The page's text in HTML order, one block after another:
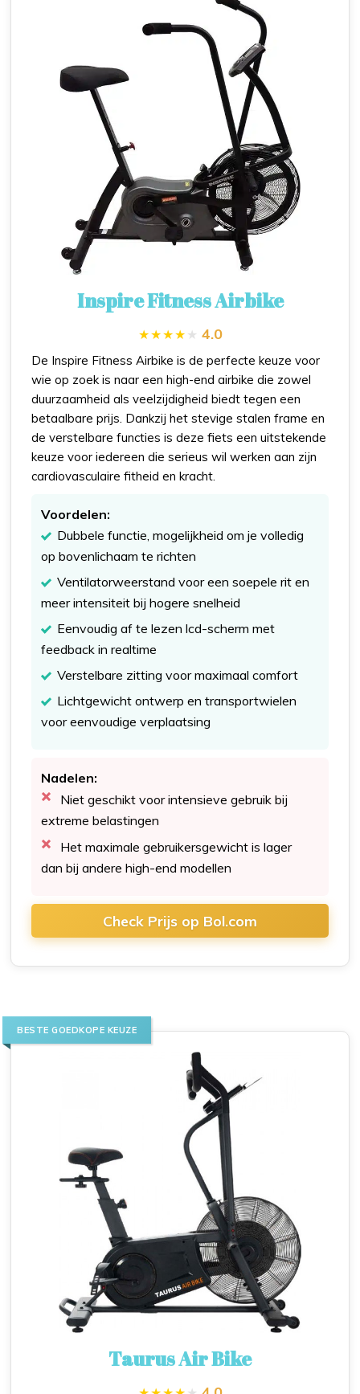
Inspire Fitness Airbike
4.0
De Inspire Fitness Airbike is de perfecte keuze voor
wie op zoek is naar een high-end airbike die zowel
duurzaamheid als veelzijdigheid biedt tegen een
betaalbare prijs. Dankzij het stevige stalen frame en
de verstelbare functies is deze fiets een uitstekende
keuze voor iedereen die serieus wil werken aan zijn
cardiovasculaire fitheid en kracht.
Voordelen:
Dubbele functie, mogelijkheid om je volledig
op bovenlichaam te richten
Ventilatorweerstand voor een soepele rit en
meer intensiteit bij hogere snelheid
Eenvoudig af te lezen lcd-scherm met
feedback in realtime
Verstelbare zitting voor maximaal comfort
Lichtgewicht ontwerp en transportwielen
voor eenvoudige verplaatsing
Nadelen:
Niet geschikt voor intensieve gebruik bij
extreme belastingen
Het maximale gebruikersgewicht is lager
dan bij andere high-end modellen
Check Prijs op Bol.com
BESTE GOEDKOPE KEUZE
Taurus Air Bike